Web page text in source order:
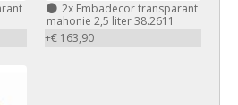
2xEmbadecor transparant
mahonie 2,5 liter 38.2611
+€ 163,90